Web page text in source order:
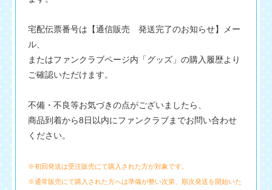
宅配伝票番号は【通信販売 発送完了のお知らせ】メー
ル、
またはファンクラブページ内「グッズ」の購入履歴より
ご確認いただけます。
不備・不良等お気づきの点がございましたら、
商品到着から8日以内にファンクラブまでお問い合わせ
ください。
※初回発送は受注販売にて購入された方が対象です。
※通常販売にて購入された方へは準備が整い次第、順次発送を開始いた